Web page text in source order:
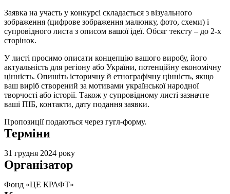
Заявка на участь у конкурсі складається з візуального
зображення (цифрове зображення малюнку, фото, схеми) і
супровідного листа з описом вашої ідеї. Обсяг тексту – до 2-х
сторінок.
У листі просимо описати концепцію вашого виробу, його
актуальність для регіону або України, потенційну економічну
цінність. Опишіть історичну й етнографічну цінність, якщо
ваш виріб створений за мотивами української народної
творчості або історії. Також у супровідному листі зазначте
ваші ПІБ, контакти, дату подання заявки.
Пропозиції подаються через гугл-форму.
Терміни
31 грудня 2024 року
Організатор
Фонд «ЦЕ КРАФТ»